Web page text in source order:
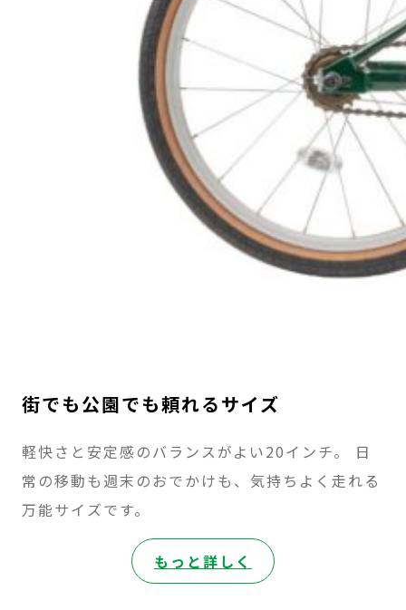
街でも公園でも頼れるサイズ
軽快さと安定感のバランスがよい20インチ。 日
常の移動も週末のおでかけも、気持ちよく走れる
万能サイズです。
もっと詳しく
WITH